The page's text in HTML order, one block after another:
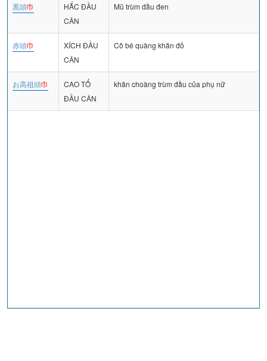
黒頭巾
HẮC ĐẦU
CÂN
Mũ trùm đầu đen
赤頭巾
XÍCH ĐẦU
CÂN
Cô bé quàng khăn đỏ
お高祖頭巾
CAO TỔ
ĐẦU CÂN
khăn choàng trùm đầu của phụ nữ